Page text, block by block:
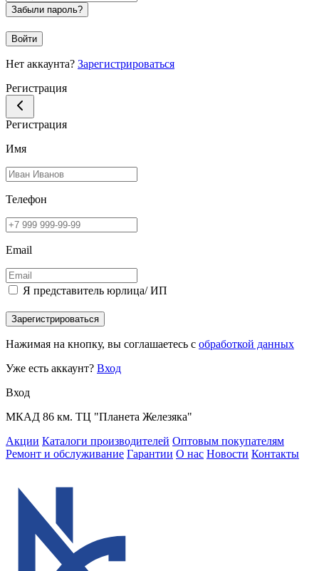
Забыли пароль?
Войти
Нет аккаунта? Зарегистрироваться
Регистрация
Регистрация
Имя
Телефон
Email
Я представитель юрлица/ ИП
Зарегистрироваться
Нажимая на кнопку, вы соглашаетесь с обработкой данных
Уже есть аккаунт? Вход
Вход
МКАД 86 км. ТЦ "Планета Железяка"
Акции Каталоги производителей Оптовым покупателям
Ремонт и обслуживание Гарантии О нас Новости Контакты